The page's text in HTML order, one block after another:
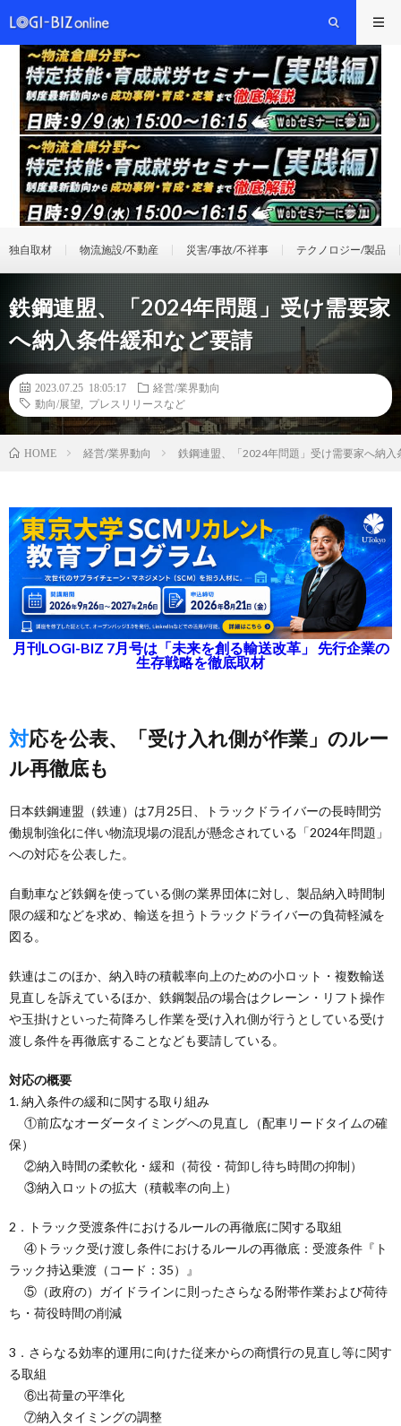
独自取材 物流施設/不動産 災害/事故/不祥事 テクノロジー/製品
鉄鋼連盟、「2024年問題」受け需要家
へ納入条件緩和など要請
2023.07.25 18:05:17
経営/業界動向
動向/展望
プレスリリースなど
HOME 経営/業界動向 鉄鋼連盟、「2024年問題」受け需要家へ納入
月刊LOGI-BIZ 7月号は「未来を創る輸送改革」 先行企業の
生存戦略を徹底取材
対応を公表、「受け入れ側が作業」のルー
ル再徹底も
日本鉄鋼連盟（鉄連）は7月25日、トラックドライバーの長時間労
働規制強化に伴い物流現場の混乱が懸念されている「2024年問題」
への対応を公表した。
自動車など鉄鋼を使っている側の業界団体に対し、製品納入時間制
限の緩和などを求め、輸送を担うトラックドライバーの負荷軽減を
図る。
鉄連はこのほか、納入時の積載率向上のための小ロット・複数輸送
見直しを訴えているほか、鉄鋼製品の場合はクレーン・リフト操作
や玉掛けといった荷降ろし作業を受け入れ側が行うとしている受け
渡し条件を再徹底することなども要請している。
対応の概要
1. 納入条件の緩和に関する取り組み
①前広なオーダータイミングへの見直し（配車リードタイムの確
保）
②納入時間の柔軟化・緩和（荷役・荷卸し待ち時間の抑制）
③納入ロットの拡大（積載率の向上）
2．トラック受渡条件におけるルールの再徹底に関する取組
④トラック受け渡し条件におけるルールの再徹底：受渡条件『ト
ラック持込乗渡（コード：35）』
⑤（政府の）ガイドラインに則ったさらなる附帯作業および荷待
ち・荷役時間の削減
3．さらなる効率的運用に向けた従来からの商慣行の見直し等に関す
る取組
⑥出荷量の平準化
⑦納入タイミングの調整